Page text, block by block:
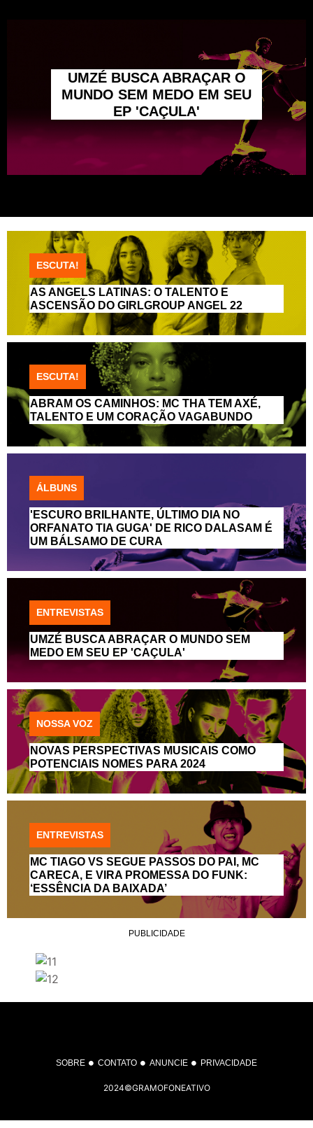
UMZÉ BUSCA ABRAÇAR O
MUNDO SEM MEDO EM SEU
EP 'CAÇULA'
ESCUTA!
AS ANGELS LATINAS: O TALENTO E
ASCENSÃO DO GIRLGROUP ANGEL 22
ESCUTA!
ABRAM OS CAMINHOS: MC THA TEM AXÉ,
TALENTO E UM CORAÇÃO VAGABUNDO
ÁLBUNS
'ESCURO BRILHANTE, ÚLTIMO DIA NO
ORFANATO TIA GUGA' DE RICO DALASAM É
UM BÁLSAMO DE CURA
ENTREVISTAS
UMZÉ BUSCA ABRAÇAR O MUNDO SEM
MEDO EM SEU EP 'CAÇULA'
NOSSA VOZ
NOVAS PERSPECTIVAS MUSICAIS COMO
POTENCIAIS NOMES PARA 2024
ENTREVISTAS
MC TIAGO VS SEGUE PASSOS DO PAI, MC
CARECA, E VIRA PROMESSA DO FUNK:
‘ESSÊNCIA DA BAIXADA’
PUBLICIDADE
SOBRE CONTATO ANUNCIE PRIVACIDADE
2024©GRAMOFONEATIVO